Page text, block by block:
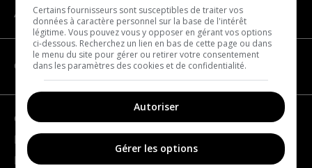
About us
CATEGORIES
Geography
France
Europe
Certains fournisseurs sont susceptibles de traiter vos
données à caractère personnel sur la base de l'intérêt
légitime. Vous pouvez vous y opposer en gérant vos options
ci-dessous. Recherchez un lien en bas de cette page ou dans
le menu du site pour gérer ou retirer votre consentement
dans les paramètres des cookies et de confidentialité.
Autoriser
Gérer les options